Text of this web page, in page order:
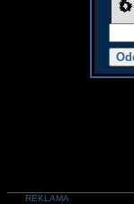
REKLAMA